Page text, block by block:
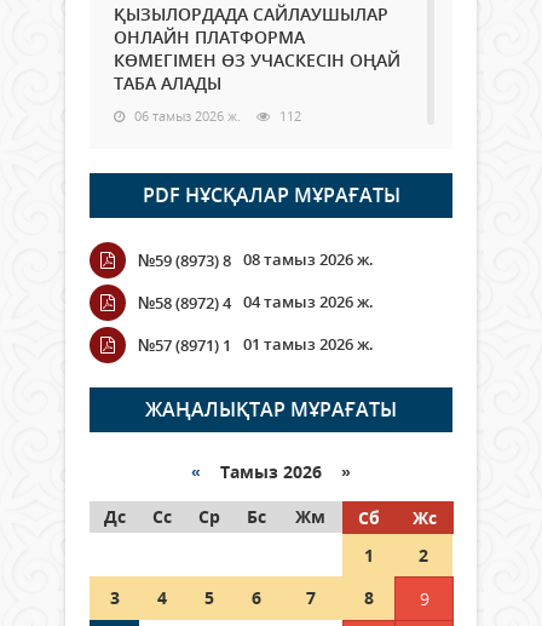
ҚЫЗЫЛОРДАДА САЙЛАУШЫЛАР
ОНЛАЙН ПЛАТФОРМА
КӨМЕГІМЕН ӨЗ УЧАСКЕСІН ОҢАЙ
ТАБА АЛАДЫ
06 тамыз 2026 ж. 112
Open Air: Қызылорда облысы
полиция департаменті 20
мыңнан астам көрерменнің
қауіпсіздігін қамтамасыз етті
06 тамыз 2026 ж.
Wi-Fi ҚАБЫРҒА АРҚЫЛЫ ҚАЛАЙ
ӨТЕДІ?
06 тамыз 2026 ж. 288
граждане Казахстана,
05 тамыз 2026 ж. 168
Шетелде жүрген Қазақстан
азаматтары қалай дауыс бере
PDF НҰСҚАЛАР МҰРАҒАТЫ
№59 (8973) 8 08 тамыз 2026 ж.
№58 (8972) 4 04 тамыз 2026 ж.
№57 (8971) 1
01 тамыз 2026 ж.
ЖАҢАЛЫҚТАР МҰРАҒАТЫ
« Тамыз 2026 »
Дс
Сс Ср Бс Жм Сб
Жс
1
2
3
4 5 6 7 8
9